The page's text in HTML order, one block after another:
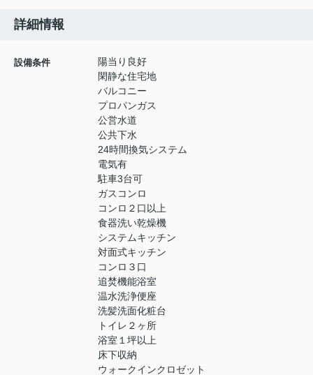
詳細情報
設備条件
陽当り良好
閑静な住宅地
バルコニー
プロパンガス
公営水道
公共下水
24時間換気システム
電気有
駐車3台可
ガスコンロ
コンロ２口以上
食器洗い乾燥機
システムキッチン
対面式キッチン
コンロ３口
追焚機能浴室
温水洗浄便座
洗髪洗面化粧台
トイレ２ヶ所
浴室１坪以上
床下収納
ウォークインクロゼット